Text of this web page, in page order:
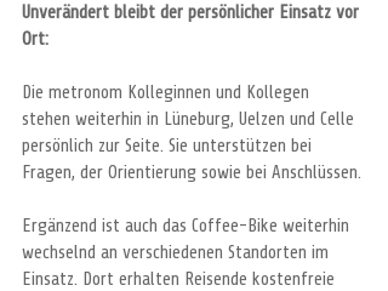
Unverändert bleibt der persönlicher Einsatz vor
Ort:
Die metronom Kolleginnen und Kollegen
stehen weiterhin in Lüneburg, Uelzen und Celle
persönlich zur Seite. Sie unterstützen bei
Fragen, der Orientierung sowie bei Anschlüssen.
Ergänzend ist auch das Coffee-Bike weiterhin
wechselnd an verschiedenen Standorten im
Einsatz. Dort erhalten Reisende kostenfreie